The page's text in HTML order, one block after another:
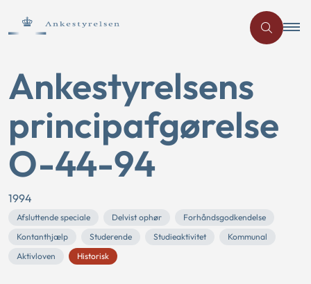
Ankestyrelsens
principafgørelse
O-44-94
1994
Afsluttende speciale Delvist ophør
Forhåndsgodkendelse
Kontanthjælp
Studerende Studieaktivitet
Kommunal
Aktivloven
Historisk